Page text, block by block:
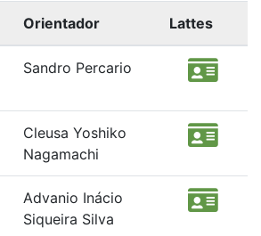
Orientador Lattes
Sandro Percario
Cleusa Yoshiko
Nagamachi
Advanio Inácio
Siqueira Silva